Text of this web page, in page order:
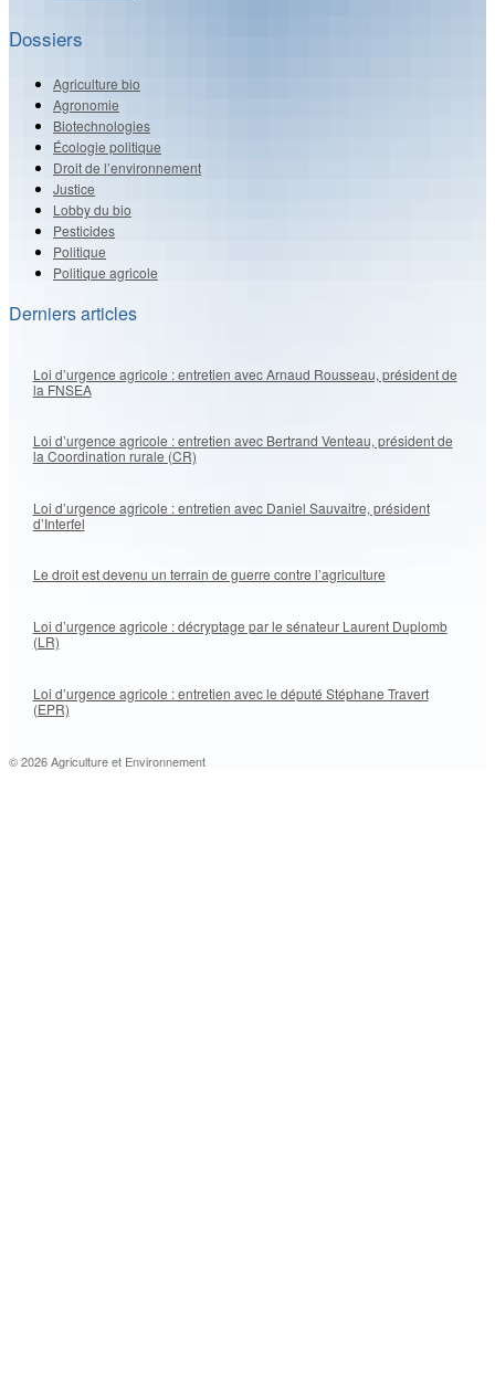
Dossiers
Agriculture bio
Agronomie
Biotechnologies
Écologie politique
Droit de l’environnement
Justice
Lobby du bio
Pesticides
Politique
Politique agricole
Derniers articles
Loi d’urgence agricole : entretien avec Arnaud Rousseau, président de
la FNSEA
Loi d’urgence agricole : entretien avec Bertrand Venteau, président de
la Coordination rurale (CR)
Loi d’urgence agricole : entretien avec Daniel Sauvaitre, président
d’Interfel
Le droit est devenu un terrain de guerre contre l’agriculture
Loi d’urgence agricole : décryptage par le sénateur Laurent Duplomb
(LR)
Loi d’urgence agricole : entretien avec le député Stéphane Travert
(EPR)
© 2026 Agriculture et Environnement